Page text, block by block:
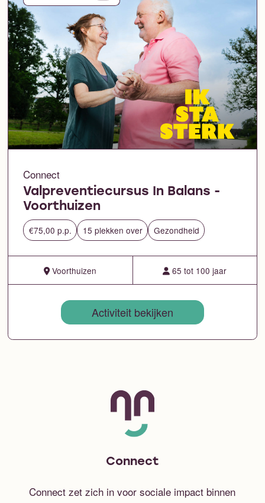
Connect
Valpreventiecursus In Balans -
Voorthuizen
€75,00 p.p. 15 plekken over Gezondheid
Voorthuizen 65 tot 100 jaar
Activiteit bekijken
Connect
Connect zet zich in voor sociale impact binnen